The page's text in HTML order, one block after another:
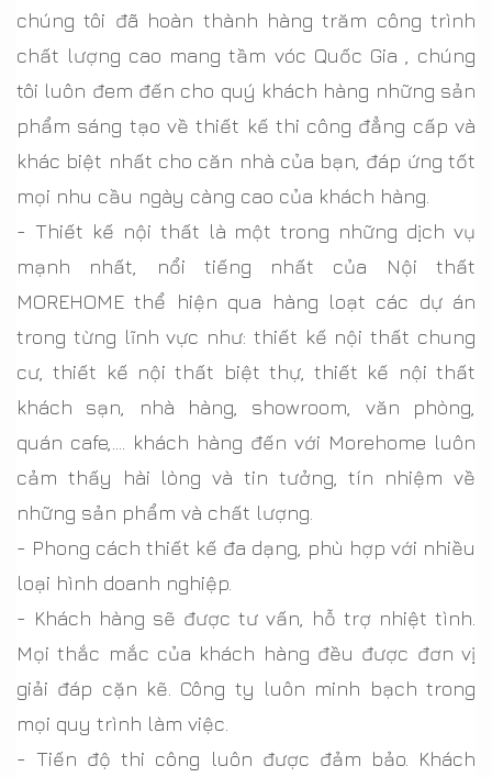
chúng tôi đã hoàn thành hàng trăm công trình
chất lượng cao mang tầm vóc Quốc Gia , chúng
tôi luôn đem đến cho quý khách hàng những sản
phẩm sáng tạo về thiết kế thi công đẳng cấp và
khác biệt nhất cho căn nhà của bạn, đáp ứng tốt
mọi nhu cầu ngày càng cao của khách hàng.
- Thiết kế nội thất là một trong những dịch vụ
mạnh nhất, nổi tiếng nhất của Nội thất
MOREHOME thể hiện qua hàng loạt các dự án
trong từng lĩnh vực như: thiết kế nội thất chung
cư, thiết kế nội thất biệt thự, thiết kế nội thất
khách sạn, nhà hàng, showroom, văn phòng,
quán cafe,.... khách hàng đến với Morehome luôn
cảm thấy hài lòng và tin tưởng, tín nhiệm về
những sản phẩm và chất lượng.
- Phong cách thiết kế đa dạng, phù hợp với nhiều
loại hình doanh nghiệp.
- Khách hàng sẽ được tư vấn, hỗ trợ nhiệt tình.
Mọi thắc mắc của khách hàng đều được đơn vị
giải đáp cặn kẽ. Công ty luôn minh bạch trong
mọi quy trình làm việc.
- Tiến độ thi công luôn được đảm bảo. Khách